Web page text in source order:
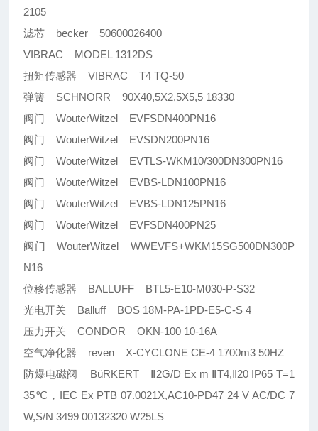
2105
滤芯 becker 50600026400
VIBRAC MODEL 1312DS
扭矩传感器 VIBRAC T4 TQ-50
弹簧 SCHNORR 90X40,5X2,5X5,5 18330
阀门 WouterWitzel EVFSDN400PN16
阀门 WouterWitzel EVSDN200PN16
阀门 WouterWitzel EVTLS-WKM10/300DN300PN16
阀门 WouterWitzel EVBS-LDN100PN16
阀门 WouterWitzel EVBS-LDN125PN16
阀门 WouterWitzel EVFSDN400PN25
阀门 WouterWitzel WWEVFS+WKM15SG500DN300P
N16
位移传感器 BALLUFF BTL5-E10-M030-P-S32
光电开关 Balluff BOS 18M-PA-1PD-E5-C-S 4
压力开关 CONDOR OKN-100 10-16A
空气净化器 reven X-CYCLONE CE-4 1700m3 50HZ
防爆电磁阀 BüRKERT Ⅱ2G/D Ex m ⅡT4,Ⅱ20 IP65 T=1
35℃，IEC Ex PTB 07.0021X,AC10-PD47 24 V AC/DC 7
W,S/N 3499 00132320 W25LS